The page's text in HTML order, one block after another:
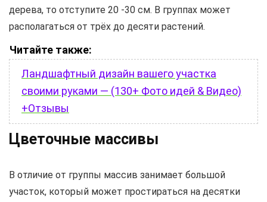
дерева, то отступите 20 -30 см. В группах может
располагаться от трёх до десяти растений.
Читайте также:
Ландшафтный дизайн вашего участка
своими руками — (130+ Фото идей & Видео)
+Отзывы
Цветочные массивы
В отличие от группы массив занимает большой
участок, который может простираться на десятки